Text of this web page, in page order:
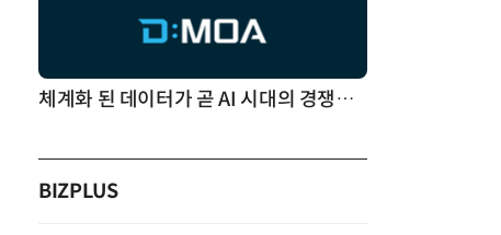
체계화 된 데이터가 곧 AI 시대의 경쟁력이다
BIZPLUS